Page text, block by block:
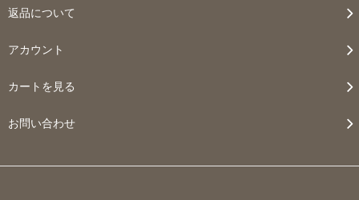
返品について
アカウント
カートを見る
お問い合わせ